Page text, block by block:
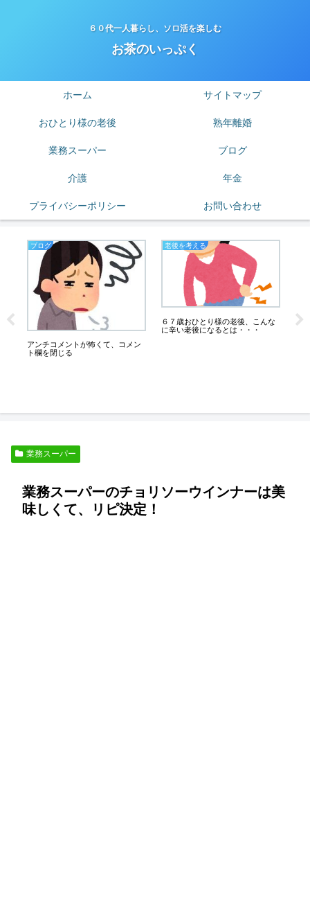
６０代一人暮らし、ソロ活を楽しむ
お茶のいっぷく
ホーム サイトマップ
おひとり様の老後 熟年離婚
業務スーパー ブログ
介護 年金
プライバシーポリシー お問い合わせ
ブログ
アンチコメントが怖くて、コメン
ト欄を閉じる
老後を考える
６７歳おひとり様の老後、こんな
に辛い老後になるとは・・・
業
業務スーパー
業務スーパーのチョリソーウインナーは美
味しくて、リピ決定！